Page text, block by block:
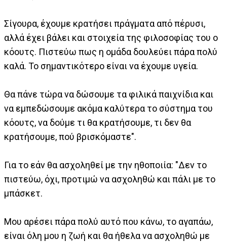
Σίγουρα, έχουμε κρατήσει πράγματα από πέρυσι,
αλλά έχει βάλει και στοιχεία της φιλοσοφίας του ο
κόουτς. Πιστεύω πως η ομάδα δουλεύει πάρα πολύ
καλά. Το σημαντικότερο είναι να έχουμε υγεία.
Θα πάνε τώρα να δώσουμε τα φιλικά παιχνίδια και
να εμπεδώσουμε ακόμα καλύτερα το σύστημα του
κόουτς, να δούμε τι θα κρατήσουμε, τι δεν θα
κρατήσουμε, πού βρισκόμαστε".
Για το εάν θα ασχοληθεί με την ηθοποιία: "Δεν το
πιστεύω, όχι, προτιμώ να ασχοληθώ και πάλι με το
μπάσκετ.
Μου αρέσει πάρα πολύ αυτό που κάνω, το αγαπάω,
είναι όλη μου η ζωή και θα ήθελα να ασχοληθώ με